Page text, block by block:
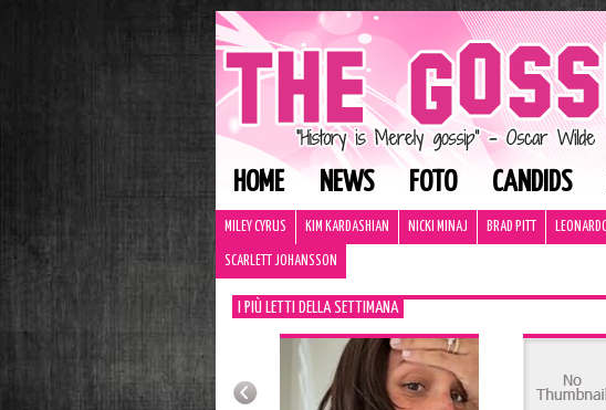
HOME NEWS FOTO CANDIDS
MILEY CYRUS KIM KARDASHIAN NICKI MINAJ BRAD PITT
SCARLETT JOHANSSON
I PIÙ LETTI DELLA SETTIMANA